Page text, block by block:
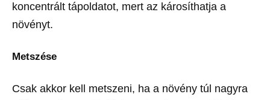
koncentrált tápoldatot, mert az károsíthatja a
növényt.
Metszése
Csak akkor kell metszeni, ha a növény túl nagyra